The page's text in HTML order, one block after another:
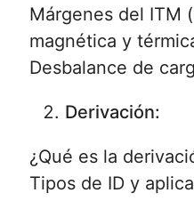
Márgenes del ITM
magnética y
Desbalance de
Derivación:
¿Qué es la
Tipos de ID y